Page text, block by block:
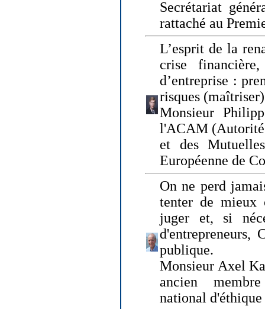
Secrétariat
rattaché au
L’esprit de la
crise
d’entreprise :
risques
Monsieur
l'ACAM (Autorité
et des
Européenne de
On ne perd
tenter de mieux
juger et, si
d'entrepreneurs,
publique.
Monsieur Axel
ancien
national d'éthique